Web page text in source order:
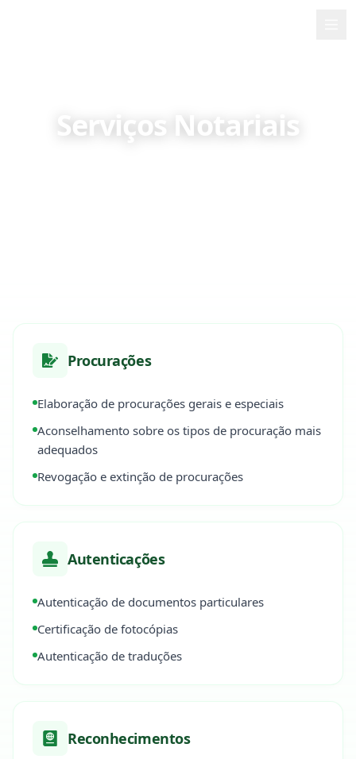
Serviços Notariais
Procurações
Elaboração de procurações gerais e especiais
Aconselhamento sobre os tipos de procuração mais
adequados
Revogação e extinção de procurações
Autenticações
Autenticação de documentos particulares
Certificação de fotocópias
Autenticação de traduções
Reconhecimentos